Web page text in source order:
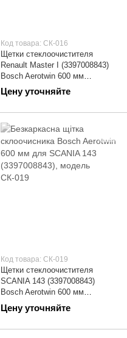
Код товара: СК-016
Щетки стеклоочистителя
Renault Master I (3397008843)
Bosch Aerotwin 600 мм
(дворники) | СК-016
Цену уточняйте
Код товара: СК-019
Щетки стеклоочистителя
SCANIA 143 (3397008843)
Bosch Aerotwin 600 мм
(дворники) | СК-019
Цену уточняйте